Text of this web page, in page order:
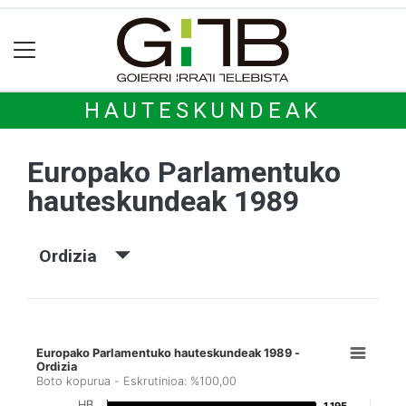
HAUTESKUNDEAK
Europako Parlamentuko
hauteskundeak 1989
Ordizia
Europako Parlamentuko hauteskundeak 1989 -
Ordizia
Boto kopurua - Eskrutinioa: %100,00